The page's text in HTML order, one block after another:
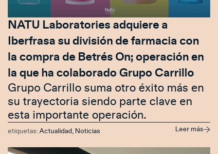
NATU Laboratories adquiere a
Iberfrasa su división de farmacia con
la compra de Betrés On; operación en
la que ha colaborado Grupo Carrillo
Grupo Carrillo suma otro éxito más en
su trayectoria siendo parte clave en
esta importante operación.
etiquetas: Actualidad , Noticias Leer más